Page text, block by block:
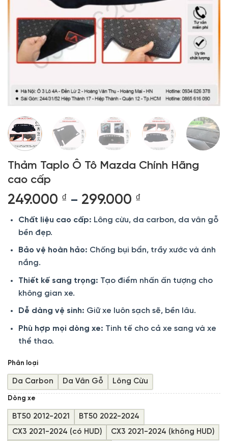
Thảm Taplo Ô Tô Mazda Chính Hãng
cao cấp
249.000 ₫ – 299.000 ₫
từ
đến
Chất liệu cao cấp: Lông cừu, da carbon, da vân gỗ
bền đẹp.
Bảo vệ hoàn hảo: Chống bụi bẩn, trầy xước và ánh
nắng.
Thiết kế sang trọng: Tạo điểm nhấn ấn tượng cho
không gian xe.
Dễ dàng vệ sinh: Giữ xe luôn sạch sẽ, bền lâu.
Phù hợp mọi dòng xe: Tinh tế cho cả xe sang và xe
thể thao.
Phân loại
Da Carbon Da Vân Gỗ Lông Cừu
Dòng xe
BT50 2012-2021
BT50 2022-2024
CX3 2021-2024 (có HUD)
CX3 2021-2024 (không HUD)